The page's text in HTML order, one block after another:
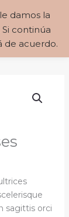
€0,00
sagittis orci
damos la
continúa
de acuerdo.